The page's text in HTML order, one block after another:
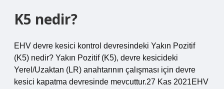
K5 nedir?
EHV devre kesici kontrol devresindeki Yakın Pozitif
(K5) nedir? Yakın Pozitif (K5), devre kesicideki
Yerel/Uzaktan (LR) anahtarının çalışması için devre
kesici kapatma devresinde mevcuttur.27 Kas 2021EHV